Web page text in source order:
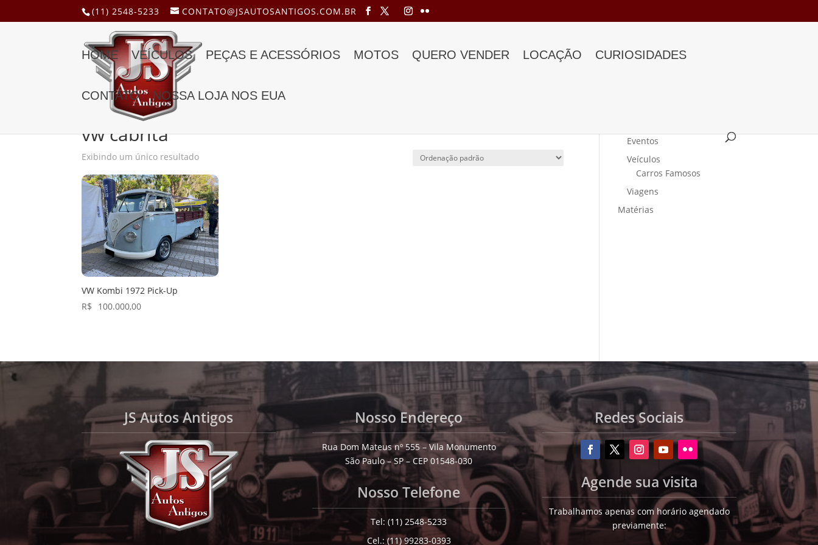
(11) 2548-5233 CONTATO@JSAUTOSANTIGOS.COM.BR
HOME VEÍCULOS PEÇAS E ACESSÓRIOS MOTOS QUERO VENDER LOCAÇÃO CURIOSIDADES
CONTATO NOSSA LOJA NOS EUA
/ Produtos marcados com a tag “vw cabrita”
vw cabrita
Exibindo um único resultado
VW Kombi 1972 Pick-Up
R$
100.000,00
Eventos
Veículos
Carros Famosos
Viagens
Matérias
JS Autos Antigos Nosso Endereço
Rua Dom Mateus nº 555 – Vila Monumento
São Paulo – SP – CEP 01548-030
Nosso Telefone
Tel: (11) 2548-5233
Cel.: (11) 99283-0393
Redes Sociais
Agende sua visita
Trabalhamos apenas com horário agendado
previamente: